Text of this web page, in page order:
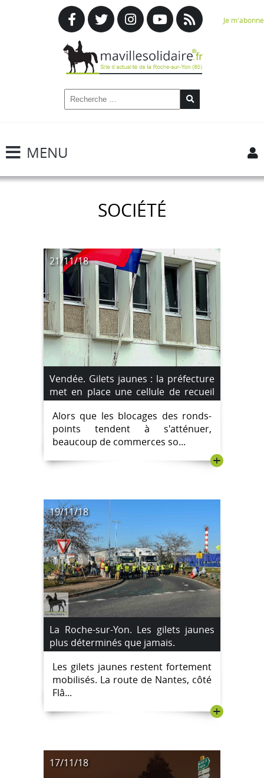
Je m'abonne
MENU
SOCIÉTÉ
21/11/18
Vendée. Gilets jaunes : la préfecture
met en place une cellule de recueil
d’information pour les entreprises et
les commerces.
Alors que les blocages des ronds-
points tendent à s'atténuer,
beaucoup de commerces so...
+
19/11/18
La Roche-sur-Yon. Les gilets jaunes
plus déterminés que jamais.
Les gilets jaunes restent fortement
mobilisés. La route de Nantes, côté
Flâ...
+
17/11/18